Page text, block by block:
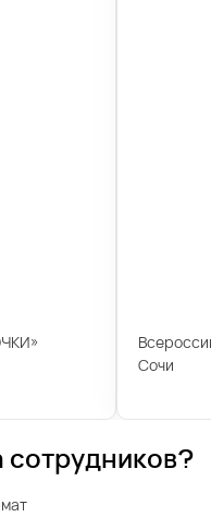
Сочи
сотрудников?